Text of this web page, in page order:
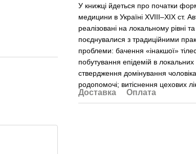
У книжці йдеться про початки
медицини в Україні ХVІІІ–ХІХ ст.
реалізовані на локальному рівні
поєднувалися з традиційними
проблеми: бачення «інакшої»
побутування епідемій в
ствердження домінування
родопомочі; витіснення цехових
Доставка Оплата